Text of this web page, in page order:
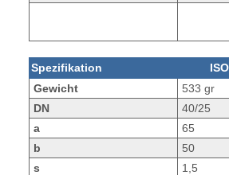
Spezifikation
Gewicht
533 gr
DN
40/25
a
65
b
50
s
1,5